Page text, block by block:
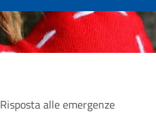
Risposta alle emergenze